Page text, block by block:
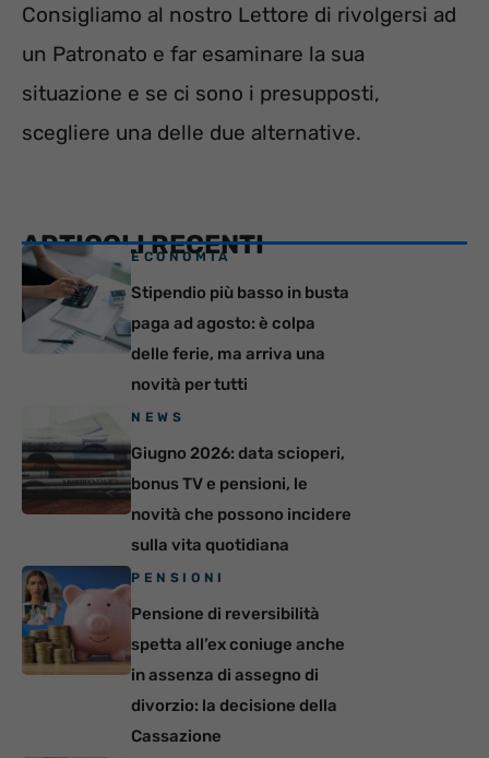
Consigliamo al nostro Lettore di rivolgersi ad
un Patronato e far esaminare la sua
situazione e se ci sono i presupposti,
scegliere una delle due alternative.
ARTICOLI RECENTI
ECONOMIA
Stipendio più basso in busta
paga ad agosto: è colpa
delle ferie, ma arriva una
novità per tutti
NEWS
Giugno 2026: data scioperi,
bonus TV e pensioni, le
novità che possono incidere
sulla vita quotidiana
PENSIONI
Pensione di reversibilità
spetta all’ex coniuge anche
in assenza di assegno di
divorzio: la decisione della
Cassazione